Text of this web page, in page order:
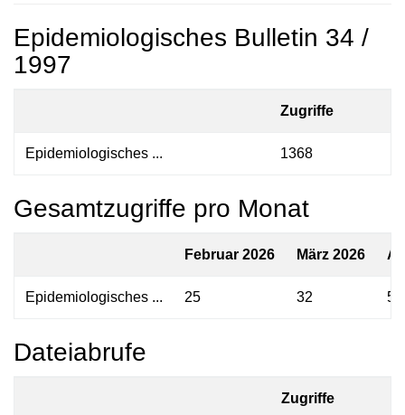
Epidemiologisches Bulletin 34 /
1997
Zugriffe
Epidemiologisches ... 1368
Gesamtzugriffe pro Monat
Februar 2026 März 2026
Epidemiologisches ... 25 32 57
Dateiabrufe
Zugriffe